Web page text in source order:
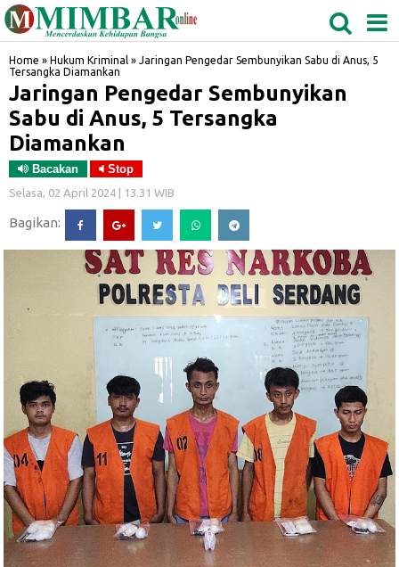
BIDANGRO
Home » Hukum Kriminal » Jaringan Pengedar Sembunyikan Sabu di Anus, 5
Tersangka Diamankan
Jaringan Pengedar Sembunyikan
Sabu di Anus, 5 Tersangka
Diamankan
Bacakan Stop
Selasa, 02 April 2024 | 13.31 WIB
Bagikan: